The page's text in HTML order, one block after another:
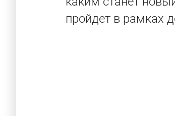
пройдет в рамках